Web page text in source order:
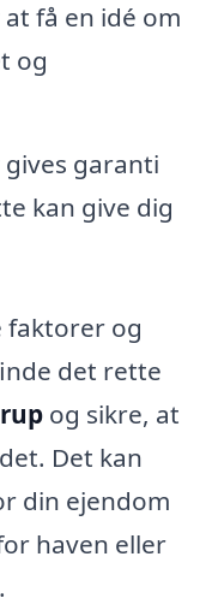
få en idé om
og
garanti
kan give dig
faktorer og
det rette
og sikre, at
Det kan
din ejendom
haven eller